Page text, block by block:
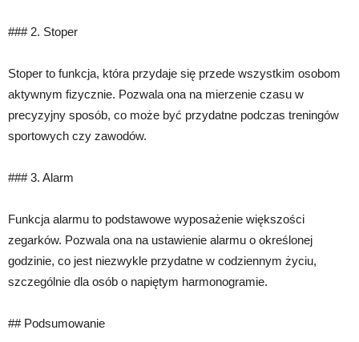
### 2. Stoper
Stoper to funkcja, która przydaje się przede wszystkim osobom
aktywnym fizycznie. Pozwala ona na mierzenie czasu w
precyzyjny sposób, co może być przydatne podczas treningów
sportowych czy zawodów.
### 3. Alarm
Funkcja alarmu to podstawowe wyposażenie większości
zegarków. Pozwala ona na ustawienie alarmu o określonej
godzinie, co jest niezwykle przydatne w codziennym życiu,
szczególnie dla osób o napiętym harmonogramie.
## Podsumowanie